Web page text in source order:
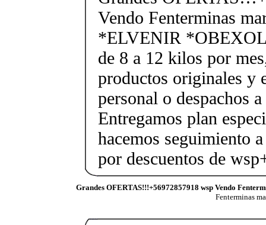
Vendo Fenterminas
*ELVENIR
de 8 a 12 kilos por
productos originales y
personal o despachos
Entregamos plan
hacemos seguimiento
por descuentos de
Grandes OFERTAS!!!+56972857918 wsp Vendo
Fenterminas